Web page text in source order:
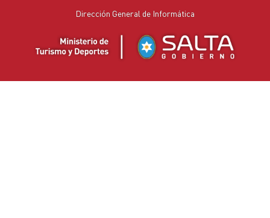
Dirección General de Informática